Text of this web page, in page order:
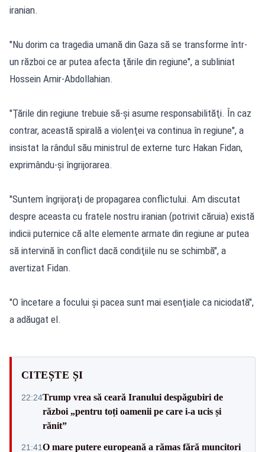
iranian.
"Nu dorim ca tragedia umană din Gaza să se transforme într-
un război ce ar putea afecta ţările din regiune", a subliniat
Hossein Amir-Abdollahian.
"Ţările din regiune trebuie să-şi asume responsabilităţi. În caz
contrar, această spirală a violenţei va continua în regiune", a
insistat la rândul său ministrul de externe turc Hakan Fidan,
exprimându-şi îngrijorarea.
"Suntem îngrijoraţi de propagarea conflictului. Am discutat
despre aceasta cu fratele nostru iranian (potrivit căruia) există
indicii puternice că alte elemente armate din regiune ar putea
să intervină în conflict dacă condiţiile nu se schimbă", a
avertizat Fidan.
"O încetare a focului şi pacea sunt mai esenţiale ca niciodată",
a adăugat el.
CITEȘTE ȘI
22:24Trump vrea să ceară Iranului despăgubiri de
război „pentru toți oamenii pe care i-a ucis și
rănit”
21:41O mare putere europeană a rămas fără muncitori